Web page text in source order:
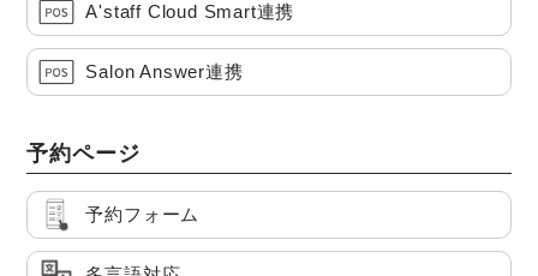
A'staff Cloud Smart連携
Salon Answer連携
予約ページ
予約フォーム